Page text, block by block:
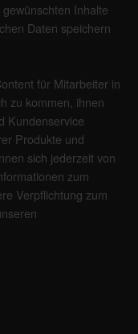
Inhalte
Daten speichern
für Mitarbeiter in
zu kommen, ihnen
Kundenservice
Produkte und
sich jederzeit von
zum
Verpflichtung zum